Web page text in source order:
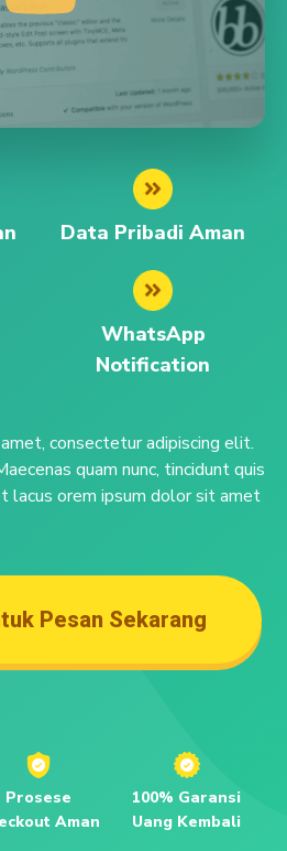
Data Pribadi Aman
WhatsApp
Notification
consectetur adipiscing elit.
quam nunc, tincidunt quis
lacus orem ipsum dolor sit amet
Pesan Sekarang
Prosese
Aman
100% Garansi
Uang Kembali